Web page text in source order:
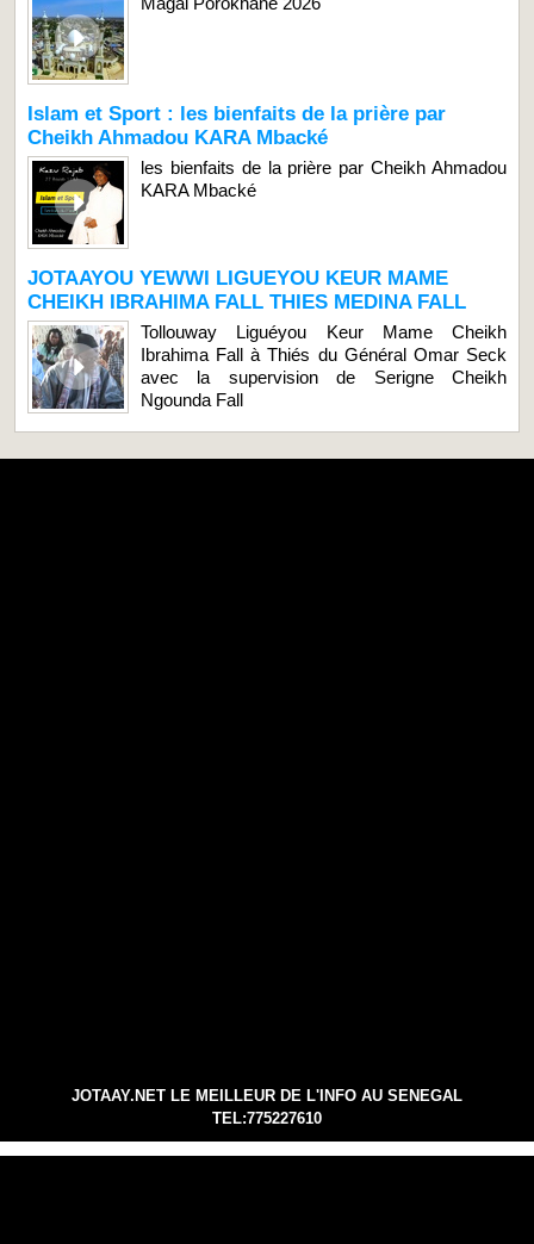
Islam et Sport : les bienfaits de la prière par
Cheikh Ahmadou KARA Mbacké
les bienfaits de la prière par Cheikh Ahmadou
KARA Mbacké
JOTAAYOU YEWWI LIGUEYOU KEUR MAME
CHEIKH IBRAHIMA FALL THIES MEDINA FALL
Tollouway Liguéyou Keur Mame Cheikh
Ibrahima Fall à Thiés du Général Omar Seck
avec la supervision de Serigne Cheikh
Ngounda Fall
JOTAAY.NET LE MEILLEUR DE L'INFO AU SENEGAL
TEL:775227610